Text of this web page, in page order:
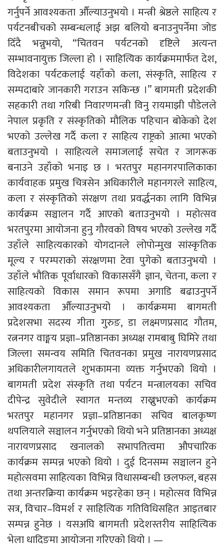
गर्नुपर्ने आवश्यकता औँल्याउनुभयो । मन्त्री श्रेष्ठले साहित्य र
पर्यटनबीचको सम्बन्धलाई अझ बलियो बनाउनुपर्नेमा जोड
दिँदै भन्नुभयो, “चितवन पर्यटनको दृष्टिले अत्यन्त
सम्भावनायुक्त जिल्ला हो । साहित्यिक कार्यक्रममार्फत देश,
विदेशका पर्यटकलाई यहाँको कला, संस्कृति, साहित्य र
सम्पदाबारे जानकारी गराउन सकिन्छ ।” बागमती प्रदेशकी
सहकारी तथा गरिबी निवारणमन्त्री विनु रायमाझी पौडेलले
नेपाल प्रकृति र संस्कृतिको मौलिक पहिचान बोकेको देश
भएको उल्लेख गर्दै कला र साहित्य राष्ट्रको आत्मा भएको
बताउनुभयो । साहित्यले समाजलाई सचेत र जागरूक
बनाउने उहाँको भनाइ छ । भरतपुर महानगरपालिकाका
कार्यवाहक प्रमुख चित्रसेन अधिकारीले महानगरले साहित्य,
कला र संस्कृतिको संरक्षण तथा प्रवर्द्धनका लागि विभिन्न
कार्यक्रम सञ्चालन गर्दै आएको बताउनुभयो । महोत्सव
भरतपुरमा आयोजना हुनु गौरवको विषय भएको उल्लेख गर्दै
उहाँले साहित्यकारको योगदानले लोपोन्मुख सांस्कृतिक
मूल्य र परम्पराको संरक्षणमा टेवा पुगेको बताउनुभयो ।
उहाँले भौतिक पूर्वाधारको विकाससँगै ज्ञान, चेतना, कला र
साहित्यको विकास समान रूपमा अगाडि बढाउनुपर्ने
आवश्यकता औँल्याउनुभयो । कार्यक्रममा बागमती
प्रदेशसभा सदस्य गीता गुरुङ, डा लक्ष्मणप्रसाद गौतम,
रत्ननगर वाङ्मय प्रज्ञा–प्रतिष्ठानका अध्यक्ष रामबाबु घिमिरे तथा
जिल्ला समन्वय समिति चितवनका प्रमुख नारायणप्रसाद
अधिकारीलगायतले शुभकामना व्यक्त गर्नुभएको थियो ।
बागमती प्रदेश संस्कृति तथा पर्यटन मन्त्रालयका सचिव
दीपेन्द्र सुवेदीले स्वागत मन्तव्य राख्नुभएको कार्यक्रम
भरतपुर महानगर प्रज्ञा–प्रतिष्ठानका सचिव बालकृष्ण
थपलियाले सञ्चालन गर्नुभएको थियो भने प्रतिष्ठानका अध्यक्ष
नारायणप्रसाद खनालको सभापतित्वमा औपचारिक
कार्यक्रम सम्पन्न भएको थियो । दुई दिनसम्म सञ्चालन हुने
महोत्सवमा साहित्यका विभिन्न विधासम्बन्धी छलफल, बहस
तथा अन्तरक्रिया कार्यक्रम भइरहेका छन् । महोत्सव विभिन्न
सत्र, विचार–विमर्श र साहित्यिक गतिविधिसहित आइतबार
सम्पन्न हुनेछ । यसअघि बागमती प्रदेशस्तरीय साहित्यिक
भेला धादिङमा आयोजना गरिएको थियो । —